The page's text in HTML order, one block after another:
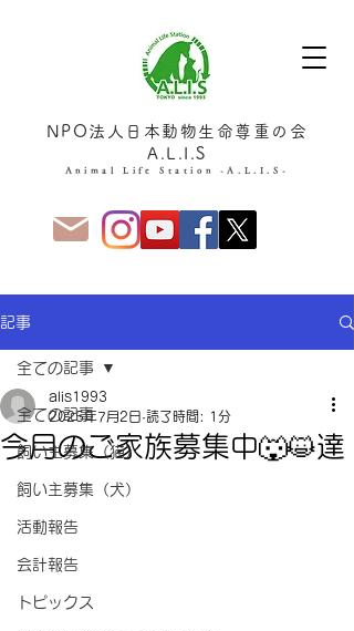
NPO法人日本動物生命尊重の会
A.L.I.S
Animal Life Station -A.L.I.S-
記事
全ての記事
飼い主募集（猫）
飼い主募集（犬）
活動報告
会計報告
トピックス
全ての記事
今月のご家族募集中🐺😺達
alis1993
2025年7月2日 読了時間: 1分